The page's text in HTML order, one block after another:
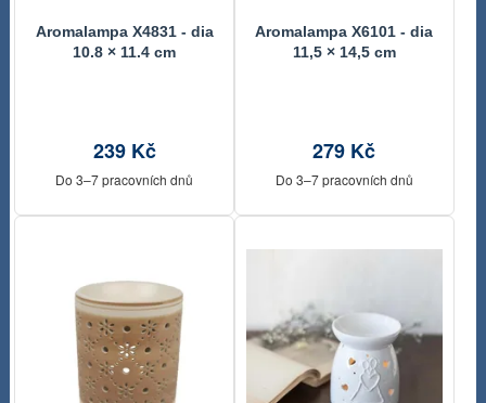
Aromalampa X4831 - dia
10.8 × 11.4 cm
239 Kč
Do 3–7 pracovních dnů
Aromalampa X6101 - dia
11,5 × 14,5 cm
279 Kč
Do 3–7 pracovních dnů